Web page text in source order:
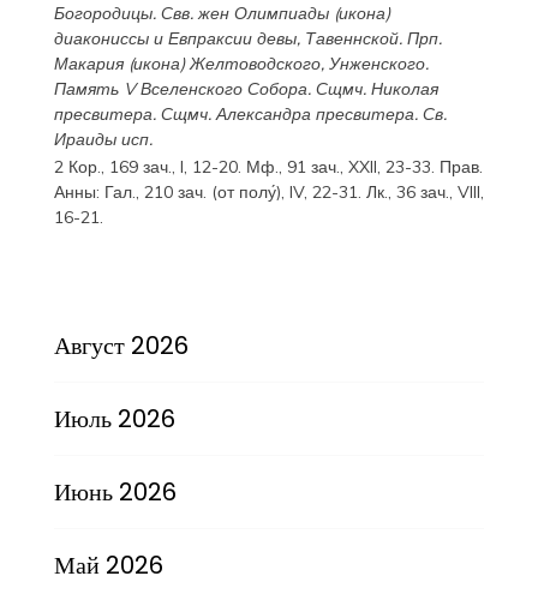
Богородицы. Свв. жен Олимпиады(икона)
диакониссы и Евпраксиидевы, Тавеннской. Прп.
Макария(икона) Желтоводского, Унженского.
Память V Вселенского Собора. Сщмч. Николая
пресвитера. Сщмч.Александрапресвитера. Св.
Ираидыисп.
2 Кор., 169 зач., I, 12-20. Мф., 91 зач., XXII, 23-33. Прав.
Анны: Гал., 210 зач. (от полу́), IV, 22-31. Лк., 36 зач., VIII,
16-21.
Август 2026
Июль 2026
Июнь 2026
Май 2026